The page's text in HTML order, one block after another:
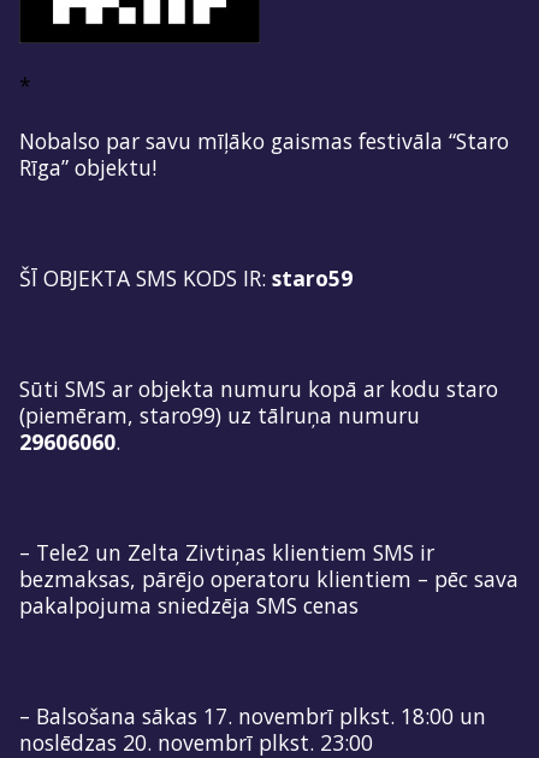
*
Nobalso par savu mīļāko gaismas festivāla “Staro
Rīga” objektu!
ŠĪ OBJEKTA SMS KODS IR: staro59
Sūti SMS ar objekta numuru kopā ar kodu staro
(piemēram, staro99) uz tālruņa numuru
29606060.
– Tele2 un Zelta Zivtiņas klientiem SMS ir
bezmaksas, pārējo operatoru klientiem – pēc sava
pakalpojuma sniedzēja SMS cenas
– Balsošana sākas 17. novembrī plkst. 18:00 un
noslēdzas 20. novembrī plkst. 23:00